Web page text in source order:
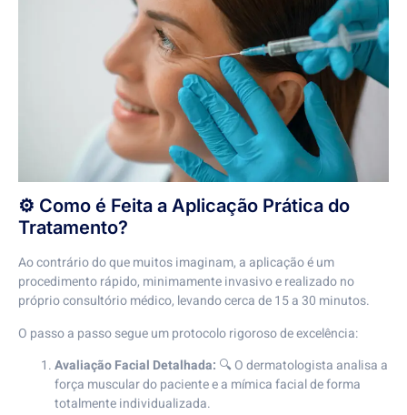
⚙️ Como é Feita a Aplicação Prática do
Tratamento?
Ao contrário do que muitos imaginam, a aplicação é um
procedimento rápido, minimamente invasivo e realizado no
próprio consultório médico, levando cerca de 15 a 30 minutos.
O passo a passo segue um protocolo rigoroso de excelência:
Avaliação Facial Detalhada: 🔍 O dermatologista analisa a
força muscular do paciente e a mímica facial de forma
totalmente individualizada.